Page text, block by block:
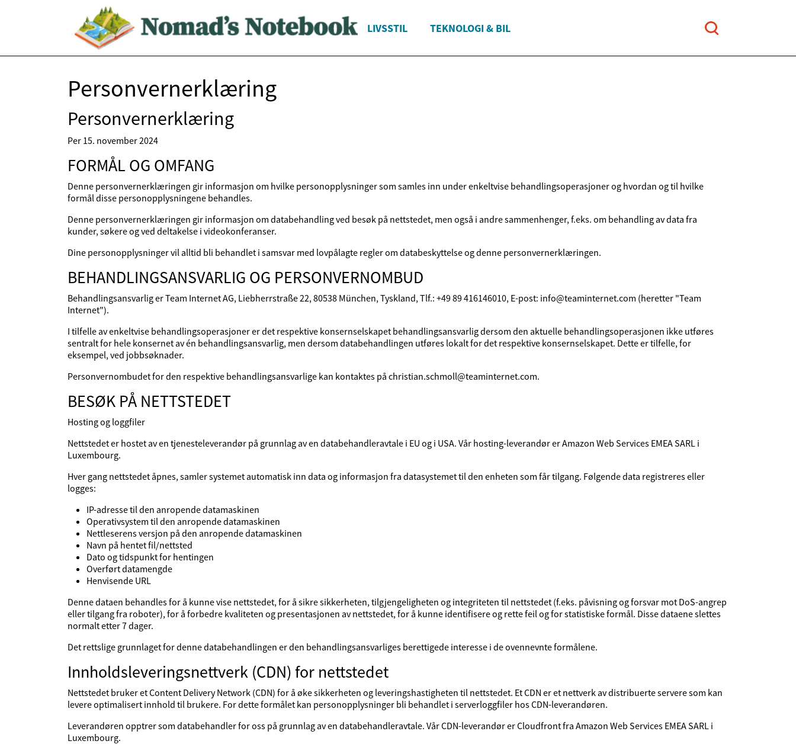
LIVSSTIL TEKNOLOGI & BIL
Personvernerklæring
Personvernerklæring
Per 15. november 2024
FORMÅL OG OMFANG
Denne personvernerklæringen gir informasjon om hvilke personopplysninger som samles inn under enkeltvise behandlingsoperasjoner og hvordan og til hvilke
formål disse personopplysningene behandles.
Denne personvernerklæringen gir informasjon om databehandling ved besøk på nettstedet, men også i andre sammenhenger, f.eks. om behandling av data fra
kunder, søkere og ved deltakelse i videokonferanser.
Dine personopplysninger vil alltid bli behandlet i samsvar med lovpålagte regler om databeskyttelse og denne personvernerklæringen.
BEHANDLINGSANSVARLIG OG PERSONVERNOMBUD
Behandlingsansvarlig er Team Internet AG, Liebherrstraße 22, 80538 München, Tyskland, Tlf.: +49 89 416146010, E-post: info@teaminternet.com (heretter "Team
Internet").
I tilfelle av enkeltvise behandlingsoperasjoner er det respektive konsernselskapet behandlingsansvarlig dersom den aktuelle behandlingsoperasjonen ikke utføres
sentralt for hele konsernet av én behandlingsansvarlig, men dersom databehandlingen utføres lokalt for det respektive konsernselskapet. Dette er tilfelle, for
eksempel, ved jobbsøknader.
Personvernombudet for den respektive behandlingsansvarlige kan kontaktes på christian.schmoll@teaminternet.com.
BESØK PÅ NETTSTEDET
Hosting og loggfiler
Nettstedet er hostet av en tjenesteleverandør på grunnlag av en databehandleravtale i EU og i USA. Vår hosting-leverandør er Amazon Web Services EMEA SARL i
Luxembourg.
Hver gang nettstedet åpnes, samler systemet automatisk inn data og informasjon fra datasystemet til den enheten som får tilgang. Følgende data registreres eller
logges:
IP-adresse til den anropende datamaskinen
Operativsystem til den anropende datamaskinen
Nettleserens versjon på den anropende datamaskinen
Navn på hentet fil/nettsted
Dato og tidspunkt for hentingen
Overført datamengde
Henvisende URL
Denne dataen behandles for å kunne vise nettstedet, for å sikre sikkerheten, tilgjengeligheten og integriteten til nettstedet (f.eks. påvisning og forsvar mot DoS-angrep
eller tilgang fra roboter), for å forbedre kvaliteten og presentasjonen av nettstedet, for å kunne identifisere og rette feil og for statistiske formål. Disse dataene slettes
normalt etter 7 dager.
Det rettslige grunnlaget for denne databehandlingen er den behandlingsansvarliges berettigede interesse i de ovennevnte formålene.
Innholdsleveringsnettverk (CDN) for nettstedet
Nettstedet bruker et Content Delivery Network (CDN) for å øke sikkerheten og leveringshastigheten til nettstedet. Et CDN er et nettverk av distribuerte servere som kan
levere optimalisert innhold til brukere. For dette formålet kan personopplysninger bli behandlet i serverloggfiler hos CDN-leverandøren.
Leverandøren opptrer som databehandler for oss på grunnlag av en databehandleravtale. Vår CDN-leverandør er Cloudfront fra Amazon Web Services EMEA SARL i
Luxembourg.